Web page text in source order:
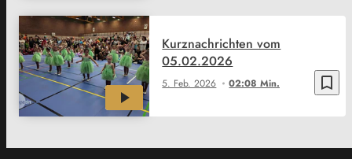
bookmark_border
5. Feb. 2026 02:08 Min.
Kurznachrichten vom
05.02.2026